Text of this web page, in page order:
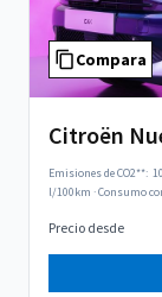
Compara
Citroën
Emisiones de CO2**:
l/100km ·Consumo
Precio desde